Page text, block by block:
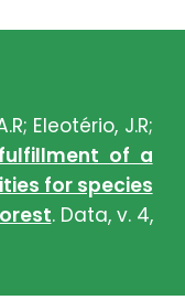
Eleotério, J.R;
of a
for species
. Data, v. 4,